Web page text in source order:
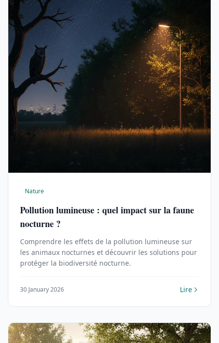
Nature
Pollution lumineuse : quel impact sur la faune
nocturne ?
Comprendre les effets de la pollution lumineuse sur
les animaux nocturnes et découvrir les solutions pour
protéger la biodiversité nocturne.
30 January 2026 Lire